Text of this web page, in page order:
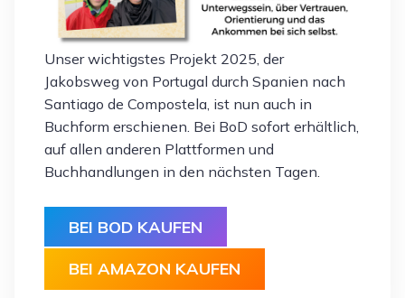
Unser wichtigstes Projekt 2025, der
Jakobsweg von Portugal durch Spanien nach
Santiago de Compostela, ist nun auch in
Buchform erschienen. Bei BoD sofort erhältlich,
auf allen anderen Plattformen und
Buchhandlungen in den nächsten Tagen.
BEI BOD KAUFEN
BEI AMAZON KAUFEN